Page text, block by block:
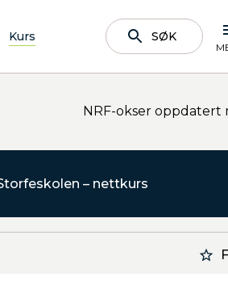
Kurs SØK
NRF-okser oppdatert
– nettkurs